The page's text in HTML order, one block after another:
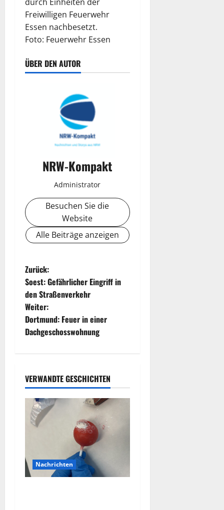
durch Einheiten der
Freiwilligen Feuerwehr
Essen nachbesetzt.
Foto: Feuerwehr Essen
ÜBER DEN AUTOR
NRW-Kompakt
Administrator
Besuchen Sie die
Website
Alle Beiträge anzeigen
B
e
i
t
a
g
s
a
v
Zurück:
Soest: Gefährlicher Eingriff in
den Straßenverkehr
Weiter:
Dortmund: Feuer in einer
Dachgeschosswohnung
VERWANDTE GESCHICHTEN
Nachrichten